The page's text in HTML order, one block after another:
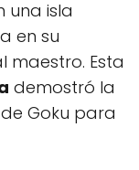
una isla
en su
maestro. Esta
demostró la
Goku para